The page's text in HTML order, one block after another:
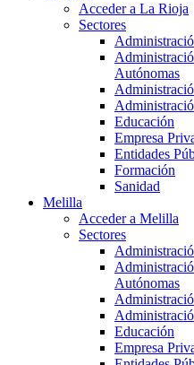
Acceder a La Rioja
Sectores
Autónomas
Educación
Empresa
Entidades
Formación
Sanidad
Melilla
Acceder a Melilla
Sectores
Autónomas
Educación
Empresa